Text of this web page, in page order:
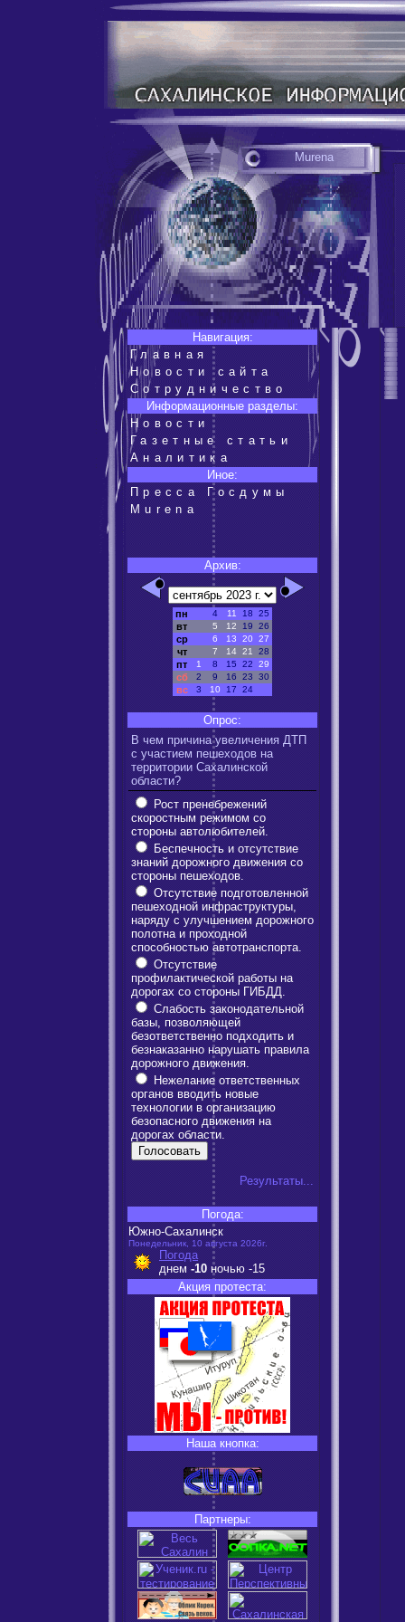
Murena
Навигация:
Главная
Новости сайта
Сотрудничество
Информационные разделы:
Новости
Газетные статьи
Аналитика
Иное:
Пресса Госдумы
Murena
Архив:
пн 4 11 18 25
вт 5 12 19 26
ср 6 13 20 27
чт 7 14 21 28
пт 1 8 15 22 29
сб 2 9 16 23 30
вс 3 10 17 24
Опрос:
В чем причина увеличения ДТП
с участием пешеходов на
территории Сахалинской
области?
Рост пренебрежений
скоростным режимом со
стороны автолюбителей.
Беспечность и отсутствие
знаний дорожного движения со
стороны пешеходов.
Отсутствие подготовленной
пешеходной инфраструктуры,
наряду с улучшением дорожного
полотна и проходной
способностью автотранспорта.
Отсутствие
профилактической работы на
дорогах со стороны ГИБДД.
Слабость законодательной
базы, позволяющей
безответственно подходить и
безнаказанно нарушать правила
дорожного движения.
Нежелание ответственных
органов вводить новые
технологии в организацию
безопасного движения на
дорогах области.
Результаты...
Погода:
Южно-Сахалинск
Понедельник, 10 августа 2026г.
Погода
днем -10 ночью -15
Акция протеста:
Наша кнопка:
Партнеры: